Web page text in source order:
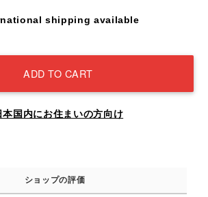
shipping available
ADD TO CART
本国内にお住まいの方向け
ショップの評価